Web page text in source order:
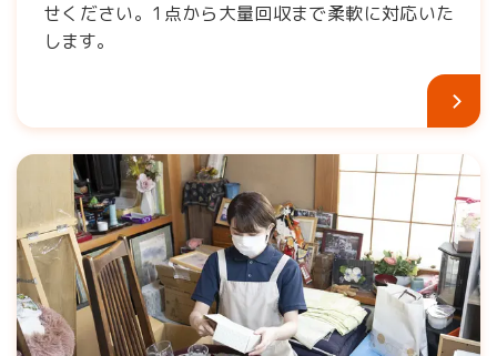
せください。1点から大量回収まで柔軟に対応いた
します。